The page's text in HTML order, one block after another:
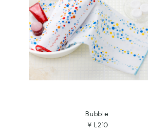
Bubble
￥1,210